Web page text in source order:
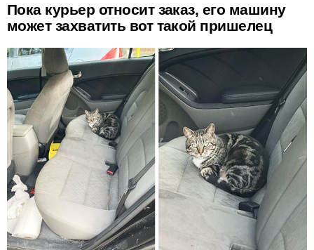
Пока курьер относит заказ, его машину
может захватить вот такой пришелец